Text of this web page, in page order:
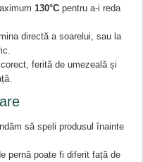
130°C pentru a-i reda
directă a soarelui, sau la
ferită de umezeală și
să speli produsul înainte
pernă poate fi diferit față de